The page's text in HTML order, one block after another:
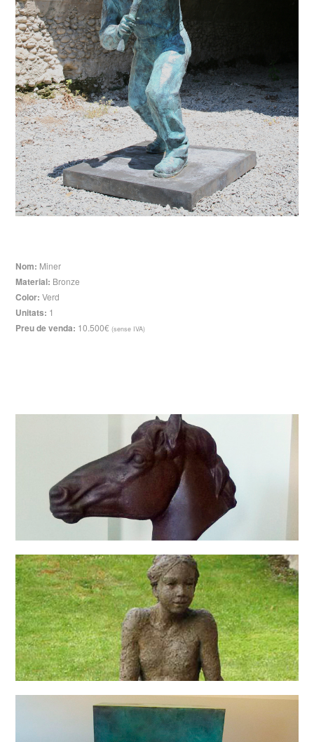
Nom: Miner
Material: Bronze
Color:Verd
Unitats: 1
Preu de venda: 10.500€(sense IVA)